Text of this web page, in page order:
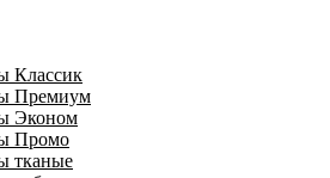
Классик
Премиум
Эконом
Промо
тканые